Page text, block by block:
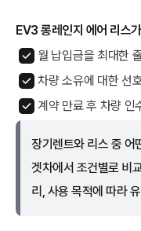
EV3 롱레인지 에어 리스
월 납입금을 최대한
차량 소유에 대한 선
계약 만료 후 차량 인
장기렌트와 리스 중 어
겟차에서 조건별로 비
리, 사용 목적에 따라